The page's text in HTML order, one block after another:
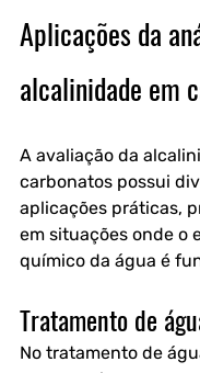
Aplicações da
alcalinidade em
A avaliação da
carbonatos possui
aplicações práticas,
em situações onde o
químico da água é
Tratamento de
No tratamento de